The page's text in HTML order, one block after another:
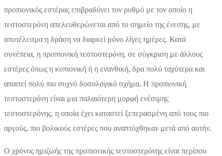
προπιονικός εστέρας επιβραδύνει τον ρυθμό με τον οποίο η
τεστοστερόνη απελευθερώνεται από το σημείο της ένεσης, με
αποτέλεσμα η δράση να διαρκεί μόνο λίγες ημέρες. Κατά
συνέπεια, η προπιονική τεστοστερόνη, σε σύγκριση με άλλους
εστέρες όπως η κυπιονική ή η ενανθική, δρα πολύ ταχύτερα και
απαιτεί πολύ πιο συχνό δοσολογικό σχήμα. Η προπιονική
τεστοστερόνη είναι μια παλαιότερη μορφή ενέσιμης
τεστοστερόνης, η οποία έχει καταστεί ξεπερασμένη από τους πιο
αργούς, πιο βολικούς εστέρες που αναπτύχθηκαν μετά από αυτήν.
Ο χρόνος ημιζωής της προπιονικής τεστοστερόνης είναι περίπου